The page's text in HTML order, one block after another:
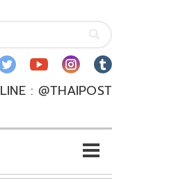
LINE : @THAIPOST